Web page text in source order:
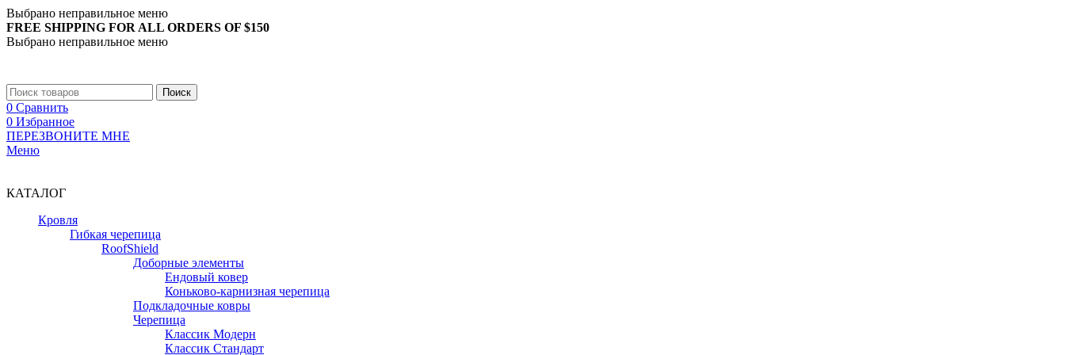
Выбрано неправильное меню
FREE SHIPPING FOR ALL ORDERS OF $150
Выбрано неправильное меню
Поиск
0 Сравнить
0 Избранное
ПЕРЕЗВОНИТЕ МНЕ
Меню
КАТАЛОГ
Кровля
Гибкая черепица
RoofShield
Доборные элементы
Ендовый ковер
Коньково-карнизная черепица
Подкладочные ковры
Черепица
Классик Модерн
Классик Стандарт